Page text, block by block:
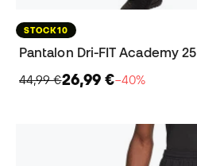
STOCK10
Pantalon Dri-FIT Academy 25
44,99 €26,99 €−40%